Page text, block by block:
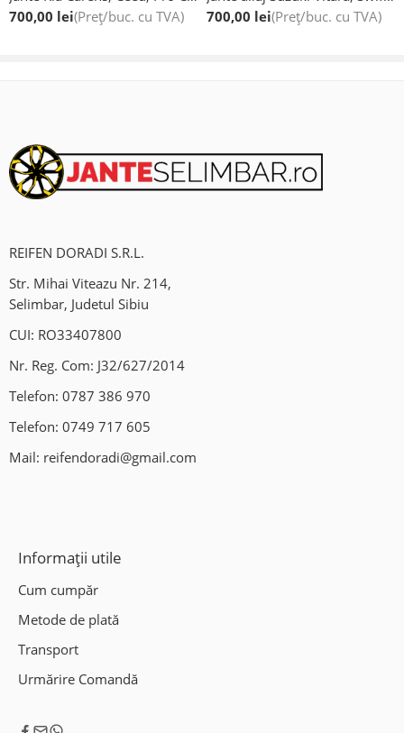
700,00 lei(Preț/buc. cu TVA) 700,00 lei(Preț/buc. cu TVA)
REIFEN DORADI S.R.L.
Str. Mihai Viteazu Nr. 214,
Selimbar, Judetul Sibiu
CUI: RO33407800
Nr. Reg. Com: J32/627/2014
Telefon: 0787 386 970
Telefon: 0749 717 605
Mail: reifendoradi@gmail.com
Informații utile
Cum cumpăr
Metode de plată
Transport
Urmărire Comandă